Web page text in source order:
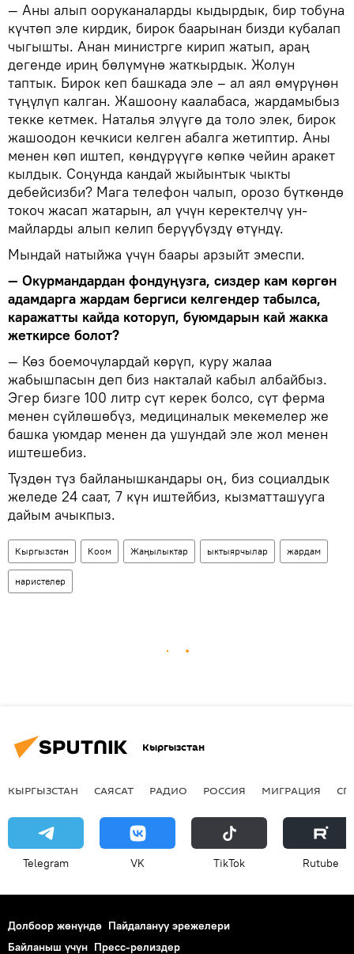
— Аны алып ооруканаларды кыдырдык, бир тобуна
күчтөп эле кирдик, бирок баарынан бизди кубалап
чыгышты. Анан министрге кирип жатып, араң
дегенде ириң бөлүмүнө жаткырдык. Жолун
таптык. Бирок кеп башкада эле – ал аял өмүрүнөн
түңүлүп калган. Жашоону каалабаса, жардамыбыз
текке кетмек. Наталья элүүгө да толо элек, бирок
жашоодон кечкиси келген абалга жетиптир. Аны
менен көп иштеп, көндүрүүгө көпкө чейин аракет
кылдык. Соңунда кандай жыйынтык чыкты
дебейсизби? Мага телефон чалып, орозо бүткөндө
токоч жасап жатарын, ал үчүн керектелчү ун-
майларды алып келип берүүбүздү өтүндү.
Мындай натыйжа үчүн баары арзыйт эмеспи.
— Окурмандардан фондуңузга, сиздер кам көргөн
адамдарга жардам бергиси келгендер табылса,
каражатты кайда которуп, буюмдарын кай жакка
жеткирсе болот?
— Көз боемочулардай көрүп, куру жалаа
жабышпасын деп биз накталай кабыл албайбыз.
Эгер бизге 100 литр сүт керек болсо, сүт ферма
менен сүйлөшөбүз, медициналык мекемелер же
башка уюмдар менен да ушундай эле жол менен
иштешебиз.
Түздөн түз байланышкандары оң, биз социалдык
желеде 24 саат, 7 күн иштейбиз, кызматташууга
дайым ачыкпыз.
Кыргызстан Коом Жаңылыктар ыктыярчылар жардам
наристелер
Кыргызстан
КЫРГЫЗСТАН САЯСАТ РАДИО РОССИЯ МИГРАЦИЯ
Telegram VK ТikТоk Rutube
Долбоор жөнүндө Пайдалануу эрежелери
Байланыш үчүн Пресс-релиздер